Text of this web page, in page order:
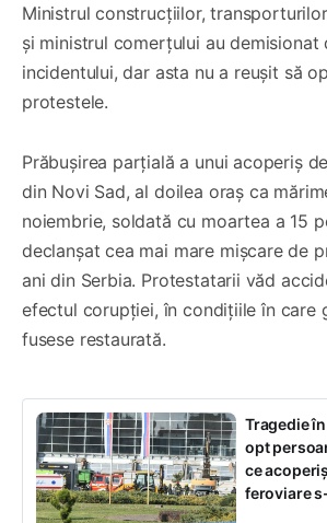
Ministrul construcțiilor,
și ministrul comerțului au demisionat
incidentului, dar asta nu a reușit să
protestele.
Prăbuşirea parţială a unui acoperiş
din Novi Sad, al doilea oraş ca
noiembrie, soldată cu moartea a 15
declanşat cea mai mare mişcare de
ani din Serbia. Protestatarii văd
efectul corupţiei, în condiţiile în care
fusese restaurată.
Tragedie
opt
ce
feroviare